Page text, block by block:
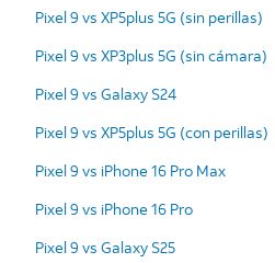
Pixel 9 vs XP5plus 5G (sin perillas)
Pixel 9 vs XP3plus 5G (sin cámara)
Pixel 9 vs Galaxy S24
Pixel 9 vs XP5plus 5G (con perillas)
Pixel 9 vs iPhone 16 Pro Max
Pixel 9 vs iPhone 16 Pro
Pixel 9 vs Galaxy S25